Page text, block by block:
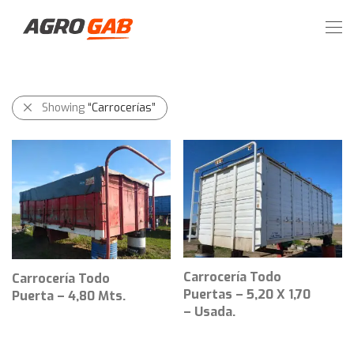
Showing “Carrocerías”
Carrocería Todo
Puerta – 4,80 Mts.
Carrocería Todo
Puertas – 5,20 X 1,70
– Usada.